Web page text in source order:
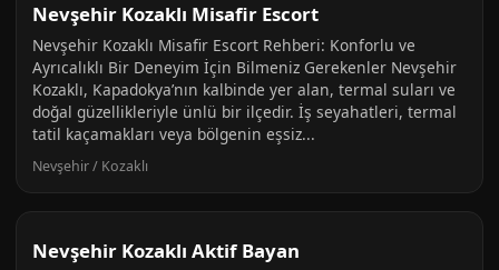
Nevşehir Kozaklı Misafir Escort
Nevşehir Kozaklı Misafir Escort Rehberi: Konforlu ve
Ayrıcalıklı Bir Deneyim İçin Bilmeniz Gerekenler Nevşehir
Kozaklı, Kapadokya’nın kalbinde yer alan, termal suları ve
doğal güzellikleriyle ünlü bir ilçedir. İş seyahatleri, termal
tatil kaçamakları veya bölgenin eşsiz...
Nevşehir / Kozaklı
Nevşehir Kozaklı Aktif Bayan